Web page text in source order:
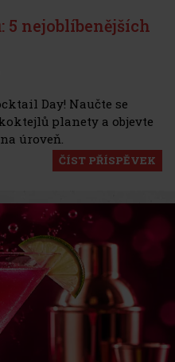
nejoblíbenějších
Day! Naučte se
planety a objevte
úroveň.
ČÍST PŘÍSPĚVEK